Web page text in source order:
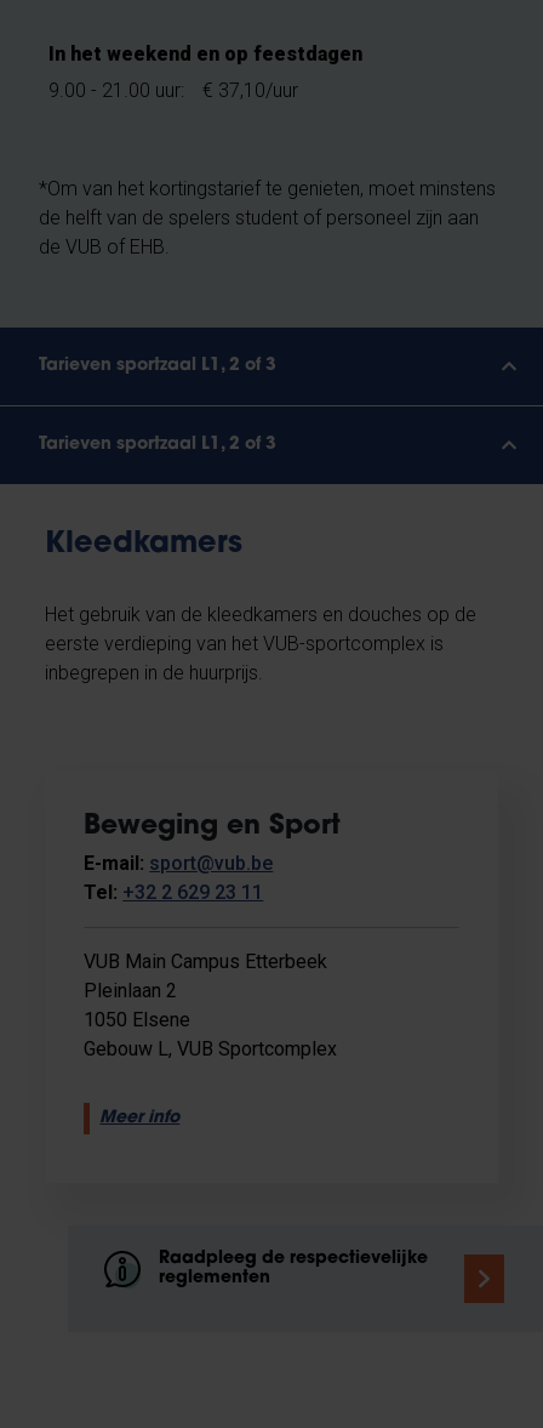
In het weekend en op feestdagen
9.00 - 21.00 uur:
€ 37,10/uur
*Om van het kortingstarief te genieten, moet minstens
de helft van de spelers student of personeel zijn aan
de VUB of EHB.
Tarieven sportzaal L1, 2 of 3
Tarieven sportzaal L1, 2 of 3
Kleedkamers
Het gebruik van de kleedkamers en douches op de
eerste verdieping van het VUB-sportcomplex is
inbegrepen in de huurprijs.
Beweging en Sport
E-mail: sport@vub.be
Tel: +32 2 629 23 11
VUB Main Campus Etterbeek
Pleinlaan 2
1050 Elsene
Gebouw L, VUB Sportcomplex
Meer info
Raadpleeg de respectievelijke
reglementen